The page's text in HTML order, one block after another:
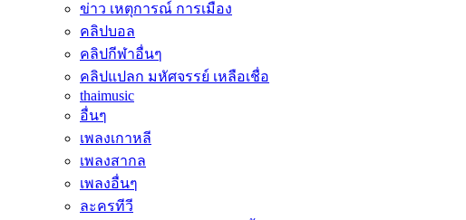
ข่าว เหตุการณ์ การเมือง
คลิปบอล
คลิปกีฬาอื่นๆ
คลิปแปลก มหัศจรรย์ เหลือเชื่อ
thaimusic
อื่นๆ
เพลงเกาหลี
เพลงสากล
เพลงอื่นๆ
ละครทีวี